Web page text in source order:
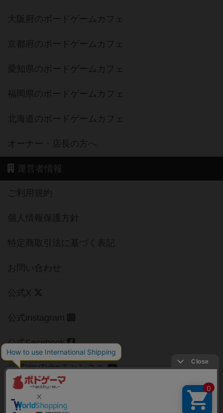
大阪府のボードゲームカフェ
京都府のボードゲームカフェ
愛知県のボードゲームカフェ
福岡県のボードゲームカフェ
北海道のボードゲームカフェ
オーナー・店長の方へ
運営者情報
ご利用規約
個人情報保護方針
特定商取引法に基づく表記
お問い合わせ
公式X
公式instagram
公式Facebook
公式YouTubeチャンネル